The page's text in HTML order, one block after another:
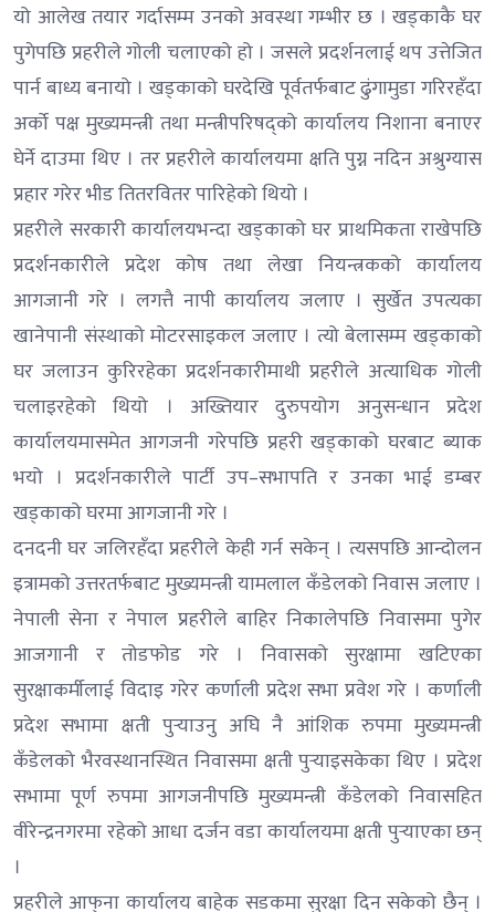
यो आलेख तयार गर्दासम्म उनको अवस्था गम्भीर छ । खड्काकै घर
पुगेपछि प्रहरीले गोली चलाएको हो । जसले प्रदर्शनलाई थप उत्तेजित
पार्न बाध्य बनायो । खड्काको घरदेखि पूर्वतर्फबाट ढुंगामुडा गरिरहँदा
अर्को पक्ष मुख्यमन्त्री तथा मन्त्रीपरिषद्को कार्यालय निशाना बनाएर
घेर्ने दाउमा थिए । तर प्रहरीले कार्यालयमा क्षति पुग्न नदिन अश्रुग्यास
प्रहार गरेर भीड तितरवितर पारिहेको थियो ।
प्रहरीले सरकारी कार्यालयभन्दा खड्काको घर प्राथमिकता राखेपछि
प्रदर्शनकारीले प्रदेश कोष तथा लेखा नियन्त्रकको कार्यालय
आगजानी गरे । लगत्तै नापी कार्यालय जलाए । सुर्खेत उपत्यका
खानेपानी संस्थाको मोटरसाइकल जलाए । त्यो बेलासम्म खड्काको
घर जलाउन कुरिरहेका प्रदर्शनकारीमाथी प्रहरीले अत्याधिक गोली
चलाइरहेको थियो । अख्तियार दुरुपयोग अनुसन्धान प्रदेश
कार्यालयमासमेत आगजनी गरेपछि प्रहरी खड्काको घरबाट ब्याक
भयो । प्रदर्शनकारीले पार्टी उप–सभापति र उनका भाई डम्बर
खड्काको घरमा आगजानी गरे ।
दनदनी घर जलिरहँदा प्रहरीले केही गर्न सकेन् । त्यसपछि आन्दोलन
इत्रामको उत्तरतर्फबाट मुख्यमन्त्री यामलाल कँडेलको निवास जलाए ।
नेपाली सेना र नेपाल प्रहरीले बाहिर निकालेपछि निवासमा पुगेर
आजगानी र तोडफोड गरे । निवासको सुरक्षामा खटिएका
सुरक्षाकर्मीलाई विदाइ गरेर कर्णाली प्रदेश सभा प्रवेश गरे । कर्णाली
प्रदेश सभामा क्षती पुर्‍याउनु अघि नै आंशिक रुपमा मुख्यमन्त्री
कँडेलको भैरवस्थानस्थित निवासमा क्षती पुर्‍याइसकेका थिए । प्रदेश
सभामा पूर्ण रुपमा आगजनीपछि मुख्यमन्त्री कँडेलको निवासहित
वीरेन्द्रनगरमा रहेको आधा दर्जन वडा कार्यालयमा क्षती पुर्‍याएका छन्
।
प्रहरीले आफ्‌ना कार्यालय बाहेक सडकमा सुरक्षा दिन सकेको छैन् ।